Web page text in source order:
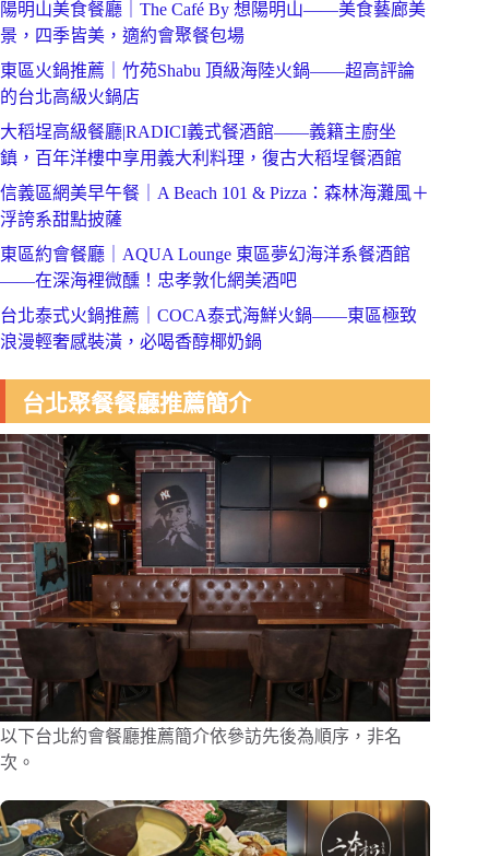
陽明山美食餐廳｜The Café By 想陽明山——美食藝廊美
景，四季皆美，適約會聚餐包場
東區火鍋推薦｜竹苑Shabu 頂級海陸火鍋——超高評論
的台北高級火鍋店
大稻埕高級餐廳|RADICI義式餐酒館——義籍主廚坐
鎮，百年洋樓中享用義大利料理，復古大稻埕餐酒館
信義區網美早午餐｜A Beach 101 & Pizza：森林海灘風＋
浮誇系甜點披薩
東區約會餐廳｜AQUA Lounge 東區夢幻海洋系餐酒館
——在深海裡微醺！忠孝敦化網美酒吧
台北泰式火鍋推薦｜COCA泰式海鮮火鍋——東區極致
浪漫輕奢感裝潢，必喝香醇椰奶鍋
台北聚餐餐廳推薦簡介
以下台北約會餐廳推薦簡介依參訪先後為順序，非名
次。